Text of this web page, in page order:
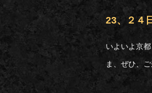
23、２４
いよいよ京
ま、ぜひ、